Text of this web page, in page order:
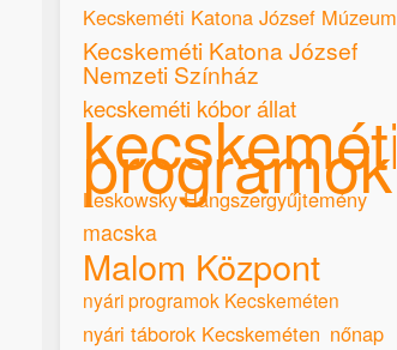
Kecskeméti Katona József Múzeum
Kecskeméti Katona József
Nemzeti Színház
kecskeméti kóbor állat
kecskeméti
programok
Leskowsky Hangszergyűjtemény
macska
Malom Központ
nyári programok Kecskeméten
nyári táborok Kecskeméten nőnap